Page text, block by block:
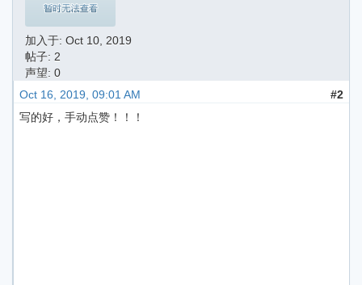
加入于: Oct 10, 2019
帖子: 2
声望: 0
Oct 16, 2019, 09:01 AM
#2
写的好，手动点赞！！！